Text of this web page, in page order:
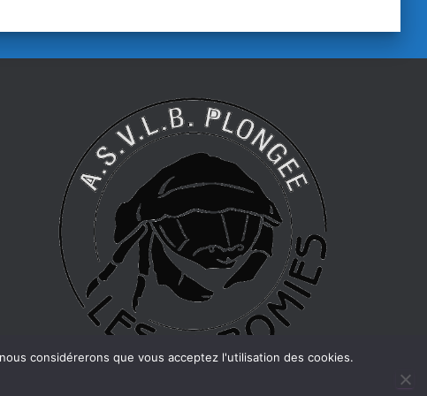
considérerons que vous acceptez l'utilisation des cookies.